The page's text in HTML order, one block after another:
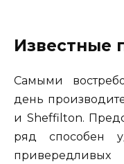
Известные
Самыми
день
и Sheffilton.
ряд способен